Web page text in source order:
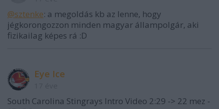
@sztenke: a megoldás kb az lenne, hogy
jégkorongozzon minden magyar állampolgár, aki
fizikailag képes rá :D
Eye Ice
South Carolina Stingrays Intro Video 2:29 -> 22 mez -